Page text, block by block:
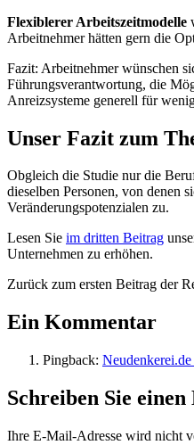
Flexiblerer Arbeitszeitmodelle
Arbeitnehmer hätten gern die
Fazit: Arbeitnehmer wünschen
Führungsverantwortung, die
Anreizsysteme generell für
Unser Fazit zum
Obgleich die Studie nur die
dieselben Personen, von denen
Veränderungspotenzialen zu.
Lesen Sie im dritten Beitrag
Unternehmen zu erhöhen.
Zurück zum ersten Beitrag der
Ein Kommentar
Pingback:
Schreiben Sie
Ihre E-Mail-Adresse wird nicht